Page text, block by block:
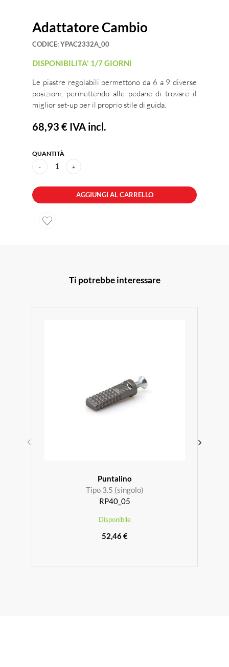
Adattatore Cambio
CODICE:YPAC2332A_00
DISPONIBILITA' 1/7 GIORNI
Le piastre regolabili permettono da 6 a 9 diverse
posizioni, permettendo alle pedane di trovare il
miglior set-up per il proprio stile di guida.
68,93 € IVA incl.
QUANTITÀ
- 1 +
AGGIUNGI AL CARRELLO
Ti potrebbe interessare
Puntalino
Tipo 3.5 (singolo)
RP40_05
Disponibile
52,46 €